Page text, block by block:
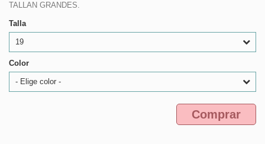
TALLAN GRANDES.
Talla
19
Color
- Elige color -
Comprar